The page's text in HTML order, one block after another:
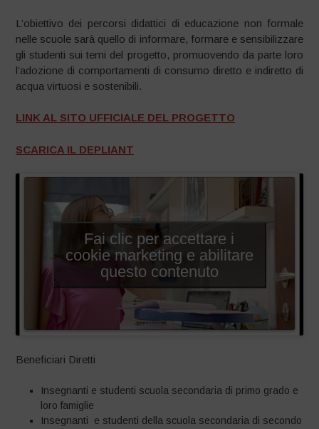
L’obiettivo dei percorsi didattici di educazione non formale
nelle scuole sarà quello di informare, formare e sensibilizzare
gli studenti sui temi del progetto, promuovendo da parte loro
l’adozione di comportamenti di consumo diretto e indiretto di
acqua virtuosi e sostenibili.
LINK AL SITO UFFICIALE DEL PROGETTO
SCARICA IL DEPLIANT
Fai clic per accettare i
cookie marketing e abilitare
questo contenuto
Beneficiari Diretti
Insegnanti e studenti scuola secondaria di primo grado e
loro famiglie
Insegnanti e studenti della scuola secondaria di secondo